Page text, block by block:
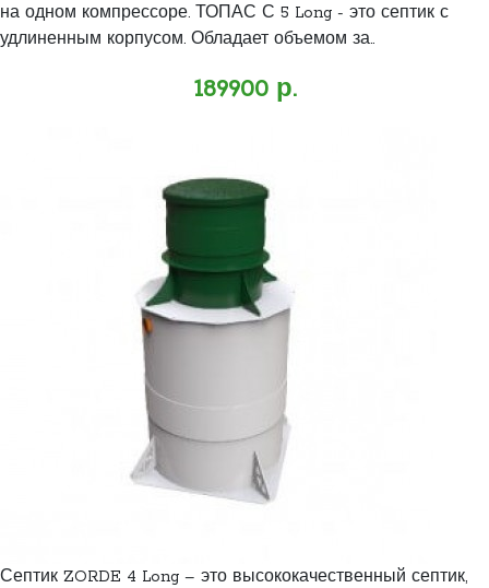
на одном компрессоре. ТОПАС С 5 Long - это септик с
удлиненным корпусом. Обладает объемом за..
189900 р.
Септик ZORDE 4 Long – это высококачественный септик,